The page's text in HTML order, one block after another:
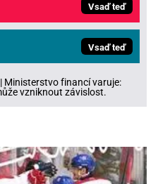
Vsaď teď
Vsaď teď
Ministerstvo financí varuje:
vzniknout závislost.